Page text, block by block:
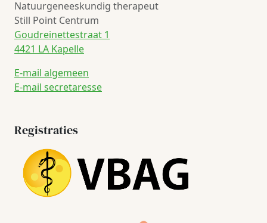
Natuurgeneeskundig therapeut
Still Point Centrum
Goudreinettestraat 1
4421 LA Kapelle
E-mail algemeen
E-mail secretaresse
Registraties